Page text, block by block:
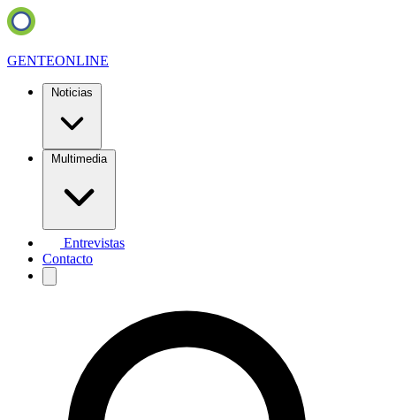
GENTEONLINE
Noticias
Multimedia
Entrevistas
Contacto